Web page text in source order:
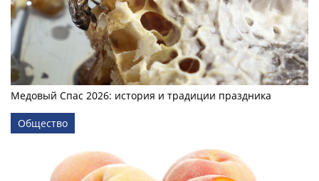
Медовый Спас 2026: история и традиции праздника
Общество